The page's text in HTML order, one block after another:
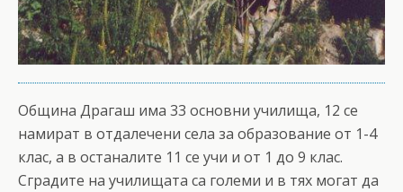
Община Драгаш има 33 основни училища, 12 се
намират в отдалечени села за образование от 1-4
клас, а в останалите 11 се учи и от 1 до 9 клас.
Сградите на училищата са големи и в тях могат да